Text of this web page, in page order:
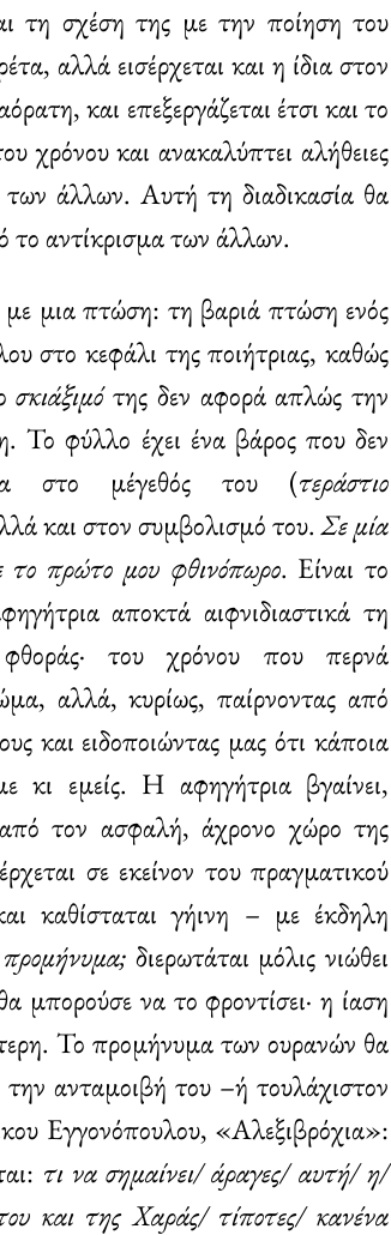
τη σχέση της με την ποίηση του
αλλά εισέρχεται και η ίδια στον
και επεξεργάζεται έτσι και το
χρόνου και ανακαλύπτει αλήθειες
των άλλων. Αυτή τη διαδικασία θα
το αντίκρισμα των άλλων.
μια πτώση: τη βαριά πτώση ενός
στο κεφάλι της ποιήτριας, καθώς
σκιάξιμότης δεν αφορά απλώς την
Το φύλλο έχει ένα βάρος που δεν
στο μέγεθός του (τεράστιο
και στον συμβολισμό του.Σε μία
πρώτο μου φθινόπωρο. Είναι το
αποκτά αιφνιδιαστικά τη
του χρόνου που περνά
αλλά, κυρίως, παίρνοντας από
και ειδοποιώντας μας ότι κάποια
κι εμείς. Η αφηγήτρια βγαίνει,
τον ασφαλή, άχρονο χώρο της
σε εκείνον του πραγματικού
καθίσταται γήινη – με έκδηλη
διερωτάται μόλις νιώθει
μπορούσε να το φροντίσει· η ίαση
Το προμήνυμα των ουρανών θα
την ανταμοιβή του –ή τουλάχιστον
Εγγονόπουλου, «Αλεξιβρόχια»:
τι να σημαίνει/ άραγες/ αυτή/ η/
και της Χαράς/ τίποτες/ κανένα